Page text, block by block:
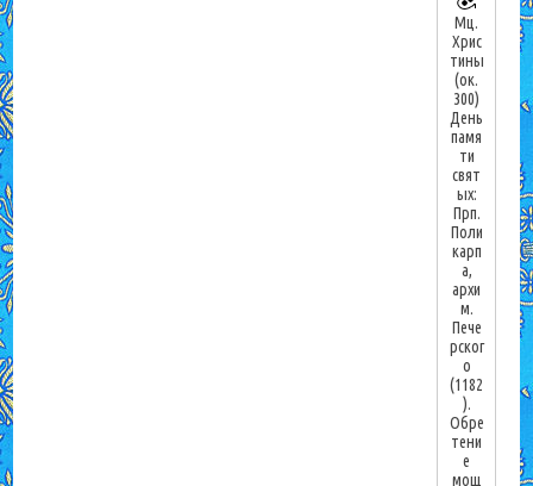
Мц.
Хрис
тины
(ок.
300)
День
памя
ти
свят
ых:
Прп.
Поли
карп
а,
архи
м.
Пече
рског
о
(1182
).
Обре
тени
е
мощ